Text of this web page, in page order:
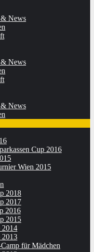
& News
& News
& News
Cup 2016
Wien 2015
2018
2017
2016
2015
2014
2013
für Mädchen